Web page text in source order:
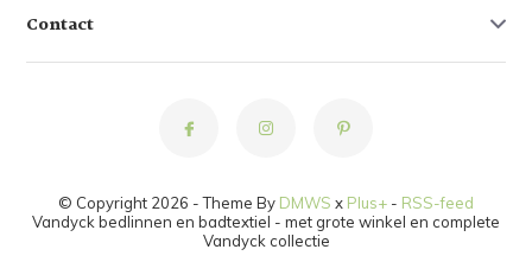
Contact
© Copyright 2026 - Theme By DMWS x Plus+ - RSS-feed
Vandyck bedlinnen en badtextiel - met grote winkel en complete
Vandyck collectie